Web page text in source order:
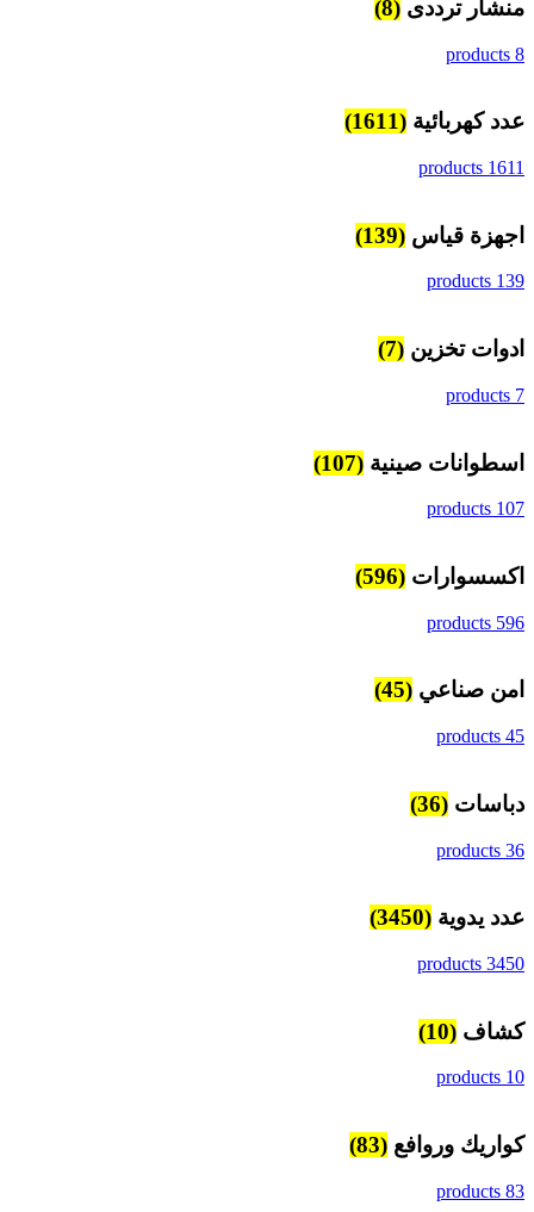
منشار ترددى (8)
8 products
عدد كهربائية (1611)
1611 products
اجهزة قياس (139)
139 products
ادوات تخزين (7)
7 products
اسطوانات صينية (107)
107 products
اكسسوارات (596)
596 products
امن صناعي (45)
45 products
دباسات (36)
36 products
عدد يدوية (3450)
3450 products
كشاف (10)
10 products
كواريك وروافع (83)
83 products